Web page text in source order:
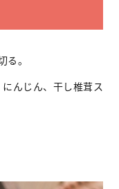
。
んじん、干し椎茸ス